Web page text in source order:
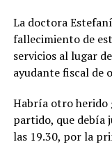
La doctora
fallecimiento de
servicios al lugar
ayudante fiscal de
Habría otro herido
partido, que debía
las 19.30, por la